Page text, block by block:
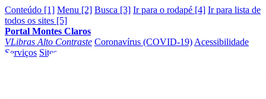
Conteúdo [1] Menu [2] Busca [3] Ir para o rodapé [4] Ir para lista de
todos os sites [5]
Portal Montes Claros
VLibras Alto Contraste Coronavírus (COVID-19) Acessibilidade
Serviços Sites